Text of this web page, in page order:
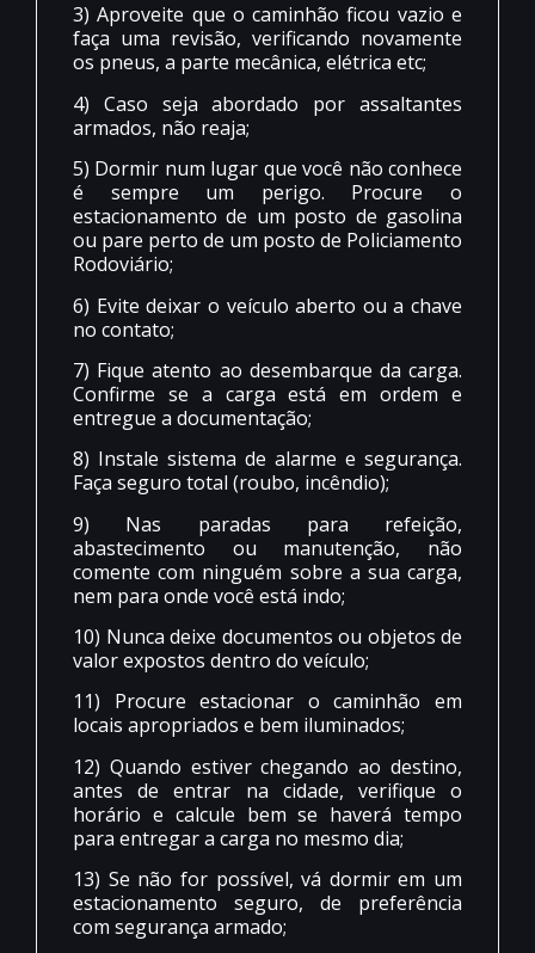
3) Aproveite que o caminhão ficou vazio e
faça uma revisão, verificando novamente
os pneus, a parte mecânica, elétrica etc;
4) Caso seja abordado por assaltantes
armados, não reaja;
5) Dormir num lugar que você não conhece
é sempre um perigo. Procure o
estacionamento de um posto de gasolina
ou pare perto de um posto de Policiamento
Rodoviário;
6) Evite deixar o veículo aberto ou a chave
no contato;
7) Fique atento ao desembarque da carga.
Confirme se a carga está em ordem e
entregue a documentação;
8) Instale sistema de alarme e segurança.
Faça seguro total (roubo, incêndio);
9) Nas paradas para refeição,
abastecimento ou manutenção, não
comente com ninguém sobre a sua carga,
nem para onde você está indo;
10) Nunca deixe documentos ou objetos de
valor expostos dentro do veículo;
11) Procure estacionar o caminhão em
locais apropriados e bem iluminados;
12) Quando estiver chegando ao destino,
antes de entrar na cidade, verifique o
horário e calcule bem se haverá tempo
para entregar a carga no mesmo dia;
13) Se não for possível, vá dormir em um
estacionamento seguro, de preferência
com segurança armado;